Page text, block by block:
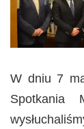
W dniu 7
Spotkania